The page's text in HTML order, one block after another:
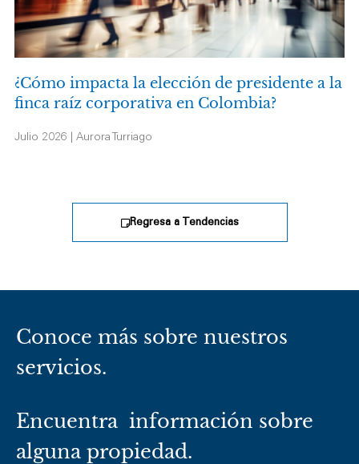
¿Cómo impacta la elección de presidente a la
finca raíz corporativa en Colombia?
Julio 2026 | Aurora Turriago
Regresa a Tendencias
Conoce más sobre nuestros
servicios.
Encuentra información sobre
alguna propiedad.